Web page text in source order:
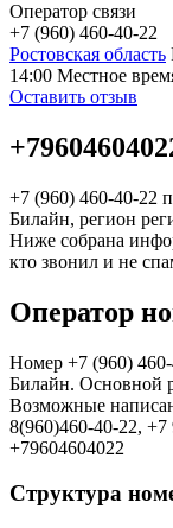
Оператор связи
+7 (960) 460-40-22
Ростовская область
14:00 Местное
Оставить отзыв
+7 (960) 460-40-22
Билайн, регион
Ниже собрана
кто звонил и не
Оператор
Номер +7 (960)
Билайн. Основной
Возможные
8(960)460-40-22, +7
+79604604022
Структура